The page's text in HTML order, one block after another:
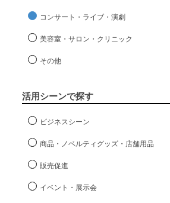
コンサート・ライブ・演劇
美容室・サロン・クリニック
その他
活用シーンで探す
ビジネスシーン
商品・ノベルティグッズ・店舗用品
販売促進
イベント・展示会